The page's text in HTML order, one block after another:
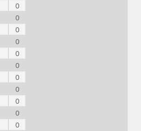
0
0
0
0
0
0
0
0
0
0
0